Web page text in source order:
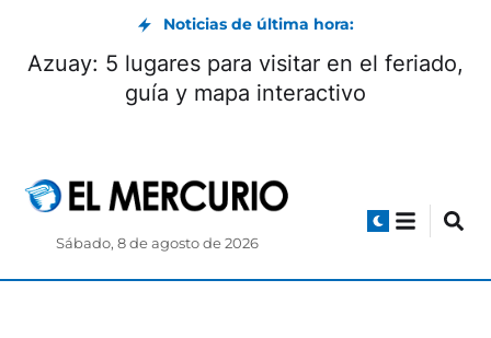
Noticias de última hora:
Azuay: 5 lugares para visitar en el feriado,
guía y mapa interactivo
Sábado, 8 de agosto de 2026